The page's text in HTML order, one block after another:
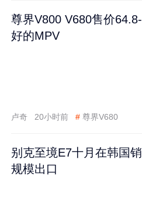
尊界V800 V680售价
好的MPV
卢奇 20小时前 # 尊界V680
别克至境E7十月在韩国
规模出口